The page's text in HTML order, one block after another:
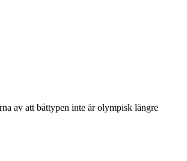
av att båttypen inte är olympisk längre